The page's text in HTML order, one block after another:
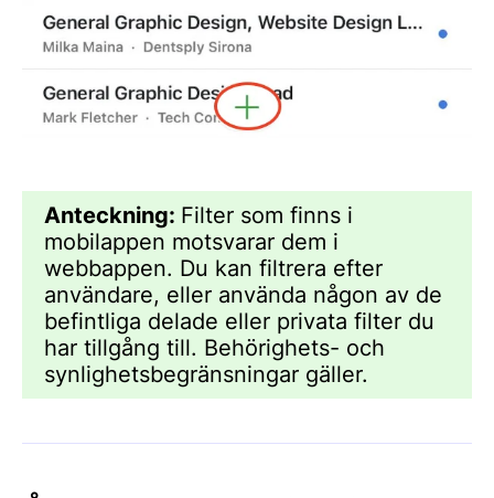
Anteckning: Filter som finns i
mobilappen motsvarar dem i
webbappen. Du kan filtrera efter
användare, eller använda någon av de
befintliga delade eller privata filter du
har tillgång till. Behörighets- och
synlighetsbegränsningar gäller.